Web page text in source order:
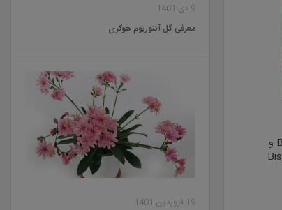
Barrenwotr و
9 دی 1401
معرفی گل آنتوریوم هوکری
19 فروردین 1401